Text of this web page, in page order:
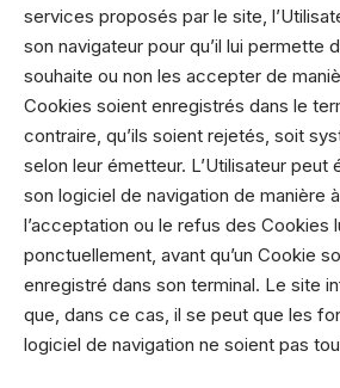
services proposés par le site,
son navigateur pour qu’il lui permette
souhaite ou non les accepter de
Cookies soient enregistrés dans le
contraire, qu’ils soient rejetés, soit
selon leur émetteur. L’Utilisateur
son logiciel de navigation de manière
l’acceptation ou le refus des Cookies
ponctuellement, avant qu’un Cookie
enregistré dans son terminal. Le site
que, dans ce cas, il se peut que les
logiciel de navigation ne soient pas